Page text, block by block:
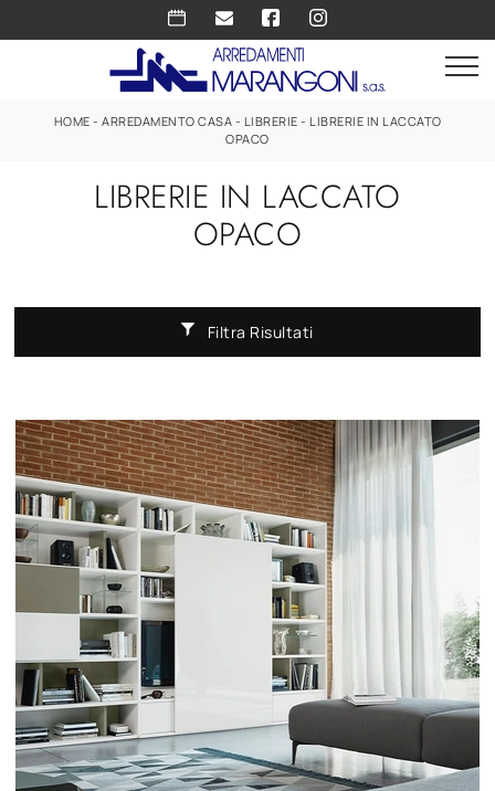
HOME - ARREDAMENTO CASA - LIBRERIE - LIBRERIE IN LACCATO
OPACO
LIBRERIE IN LACCATO
OPACO
Filtra Risultati